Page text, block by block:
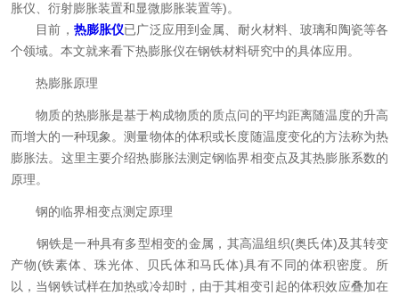
胀仪、衍射膨胀装置和显微膨胀装置等)。
目前， 热膨胀仪已广泛应用到金属、耐火材料、玻璃和陶瓷等各
个领域。本文就来看下热膨胀仪在钢铁材料研究中的具体应用。
热膨胀原理
物质的热膨胀是基于构成物质的质点问的平均距离随温度的升高
而增大的一种现象。测量物体的体积或长度随温度变化的方法称为热
膨胀法。这里主要介绍热膨胀法测定钢临界相变点及其热膨胀系数的
原理。
钢的临界相变点测定原理
钢铁是一种具有多型相变的金属，其高温组织(奥氏体)及其转变
产物(铁素体、珠光体、贝氏体和马氏体)具有不同的体积密度。所
以，当钢铁试样在加热或冷却时，由于其相变引起的体积效应叠加在